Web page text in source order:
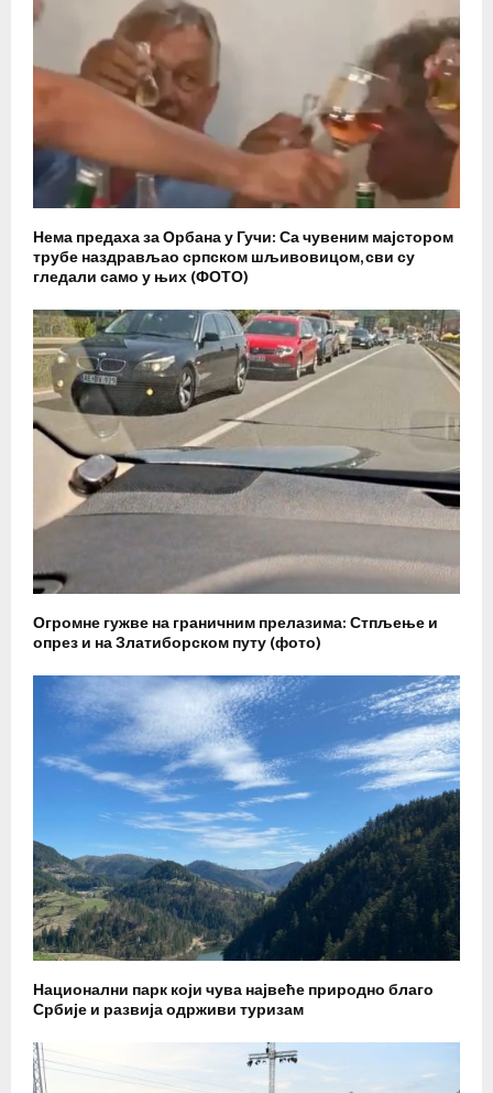
Нема предаха за Орбана у Гучи: Са чувеним мајстором
трубе наздрављао српском шљивовицом, сви су
гледали само у њих (ФОТО)
Огромне гужве на граничним прелазима: Стпљење и
опрез и на Златиборском путу (фото)
Национални парк који чува највеће природно благо
Србије и развија одрживи туризам